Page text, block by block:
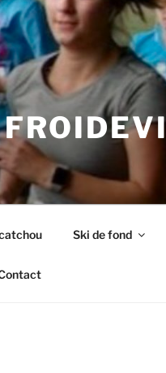
Ski de fond